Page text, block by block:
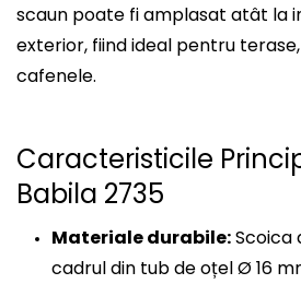
scaun poate fi amplasat atât la
exterior, fiind ideal pentru
cafenele.
Caracteristicile
Babila 2735
Materiale durabile:Scoica
cadrul din tub de oțel Ø 16